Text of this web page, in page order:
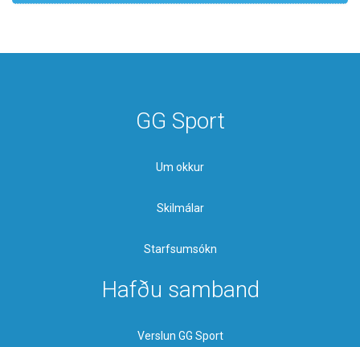
GG Sport
Um okkur
Skilmálar
Starfsumsókn
Hafðu samband
Verslun GG Sport